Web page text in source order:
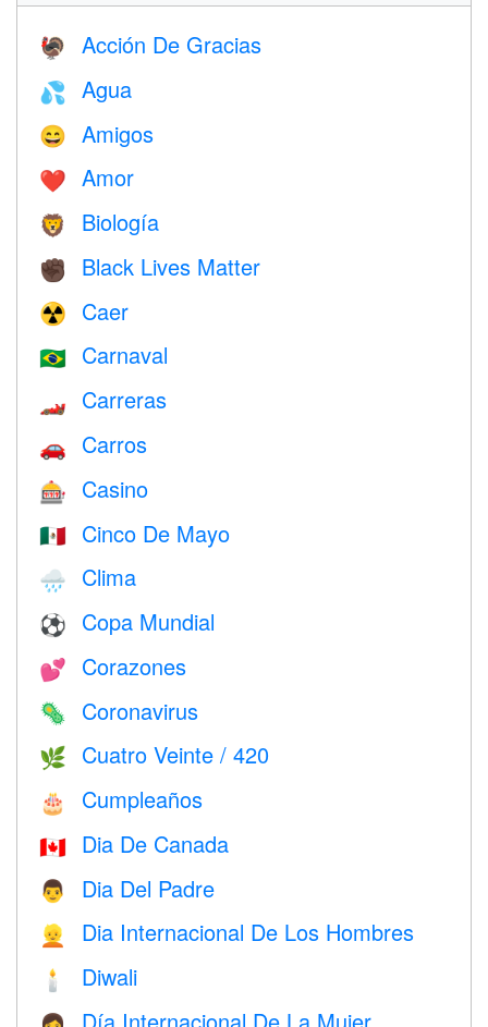
🦃 Acción De Gracias
💦 Agua
😄 Amigos
❤️️ Amor
🦁 Biología
✊🏿 Black Lives Matter
☢️ Caer
🇧🇷 Carnaval
🏎 Carreras
🚗 Carros
🎰 Casino
🇲🇽 Cinco De Mayo
🌧 Clima
⚽ Copa Mundial
💕 Corazones
🦠 Coronavirus
🌿 Cuatro Veinte / 420
🎂 Cumpleaños
🇨🇦 Dia De Canada
👨 Dia Del Padre
👱 Dia Internacional De Los Hombres
🕯 Diwali